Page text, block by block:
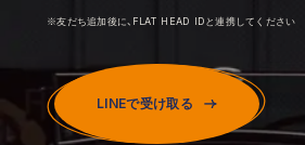
※友だち追加後に、FLAT HEAD IDと連携してください
LINEで受け取る